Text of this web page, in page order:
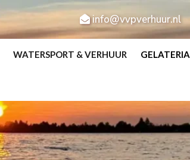
info@vvpverhuur.nl
WATERSPORT & VERHUUR GELATERIA